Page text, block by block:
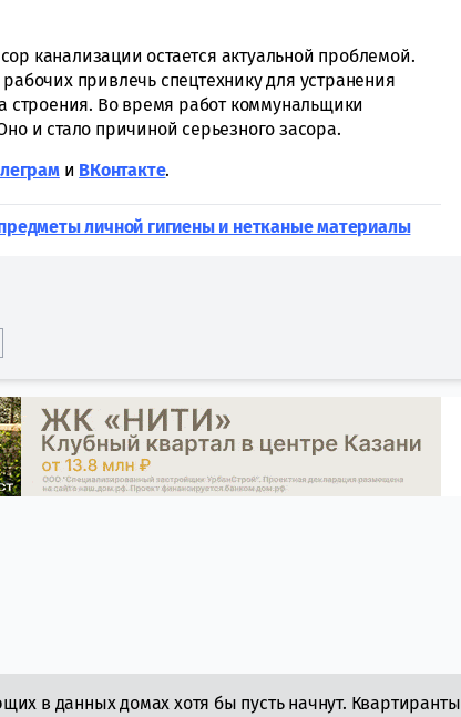
канализации остается актуальной проблемой.
привлечь спецтехнику для устранения
строения. Во время работ коммунальщики
и стало причиной серьезного засора.
и ВКонтакте.
личной гигиены и нетканые материалы
в данных домах хотя бы пусть начнут. Квартиранты